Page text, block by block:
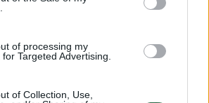
of processing my
Targeted Advertising.
of Collection, Use,
pristatė 10–25 proc.
iš Kinijos, Meksikos ir